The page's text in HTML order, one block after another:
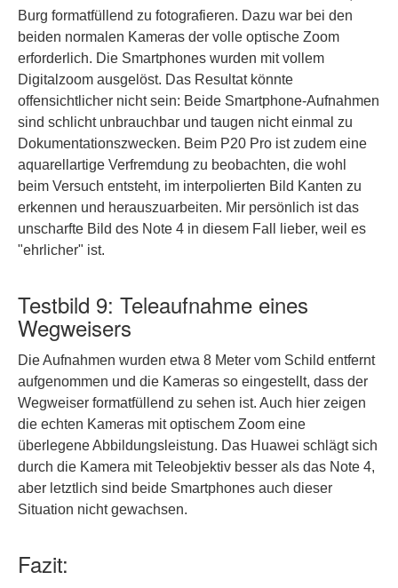
Burg formatfüllend zu fotografieren. Dazu war bei den
beiden normalen Kameras der volle optische Zoom
erforderlich. Die Smartphones wurden mit vollem
Digitalzoom ausgelöst. Das Resultat könnte
offensichtlicher nicht sein: Beide Smartphone-Aufnahmen
sind schlicht unbrauchbar und taugen nicht einmal zu
Dokumentationszwecken. Beim P20 Pro ist zudem eine
aquarellartige Verfremdung zu beobachten, die wohl
beim Versuch entsteht, im interpolierten Bild Kanten zu
erkennen und herauszuarbeiten. Mir persönlich ist das
unscharfte Bild des Note 4 in diesem Fall lieber, weil es
"ehrlicher" ist.
Testbild 9: Teleaufnahme eines
Wegweisers
Die Aufnahmen wurden etwa 8 Meter vom Schild entfernt
aufgenommen und die Kameras so eingestellt, dass der
Wegweiser formatfüllend zu sehen ist. Auch hier zeigen
die echten Kameras mit optischem Zoom eine
überlegene Abbildungsleistung. Das Huawei schlägt sich
durch die Kamera mit Teleobjektiv besser als das Note 4,
aber letztlich sind beide Smartphones auch dieser
Situation nicht gewachsen.
Fazit: